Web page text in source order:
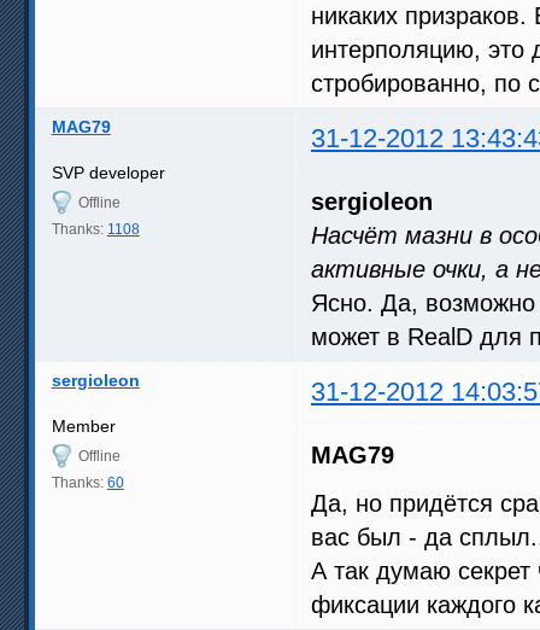
никаких
интерполяцию, это
стробированно, по
MAG79 31-12-2012
SVP developer
Offline
Thanks: 1108
sergioleon
Насчёт мазни в
активные очки, а
Ясно. Да, возможно
может в RealD для
sergioleon 31-12-2012
Member
Offline
Thanks: 60
MAG79
Да, но придётся
вас был - да
А так думаю секрет
фиксации каждого